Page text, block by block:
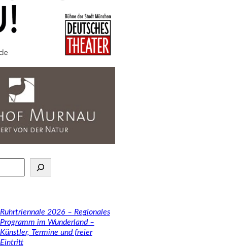
Ruhrtriennale 2026 – Regionales
Programm im Wunderland –
Künstler, Termine und freier
Eintritt